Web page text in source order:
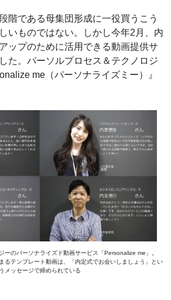
階である母集団形成に一役買うこう
いものではない。しかし今年2月、内
ップのために活用できる動画提供サ
た。パーソルプロセス＆テクノロジ
me（パーソナライズミー）』
ーのパーソナライズド動画サービス「Personalize me」。
るテンプレート動画は、「内定式でお会いしましょう」とい
うメッセージで締められている